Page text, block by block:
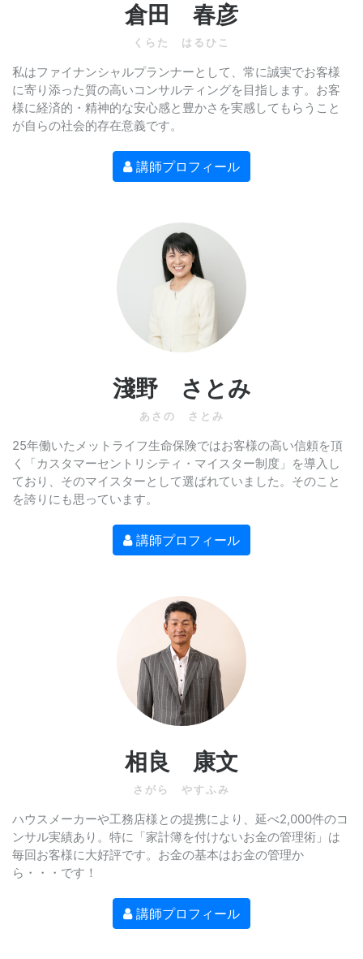
倉田 春彦
くらた はるひこ
私はファイナンシャルプランナーとして、常に誠実でお客様
に寄り添った質の高いコンサルティングを目指します。お客
様に経済的・精神的な安心感と豊かさを実感してもらうこと
が自らの社会的存在意義です。
講師プロフィール
淺野 さとみ
あさの さとみ
25年働いたメットライフ生命保険ではお客様の高い信頼を頂
く「カスタマーセントリシティ・マイスター制度」を導入し
ており、そのマイスターとして選ばれていました。そのこと
を誇りにも思っています。
講師プロフィール
相良 康文
さがら やすふみ
ハウスメーカーや工務店様との提携により、延べ2,000件のコ
ンサル実績あり。特に「家計簿を付けないお金の管理術」は
毎回お客様に大好評です。お金の基本はお金の管理か
ら・・・です！
講師プロフィール